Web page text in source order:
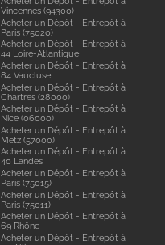
Vincennes (94300)
Acheter un Dépôt - Entrepôt à
Paris (75020)
Acheter un Dépôt - Entrepôt à
44 Loire-Atlantique
Acheter un Dépôt - Entrepôt à
84 Vaucluse
Acheter un Dépôt - Entrepôt à
Chartres (28000)
Acheter un Dépôt - Entrepôt à
Nice (06000)
Acheter un Dépôt - Entrepôt à
Metz (57000)
Acheter un Dépôt - Entrepôt à
40 Landes
Acheter un Dépôt - Entrepôt à
Paris (75015)
Acheter un Dépôt - Entrepôt à
Paris (75011)
Acheter un Dépôt - Entrepôt à
69 Rhône
Acheter un Dépôt - Entrepôt à